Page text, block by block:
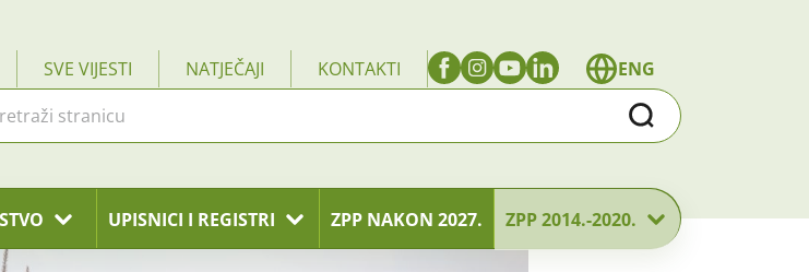
SVE VIJESTI NATJEČAJI KONTAKTI
ENG
Traži
UPISNICI I REGISTRI ZPP NAKON 2027. ZPP 2014.-2020.